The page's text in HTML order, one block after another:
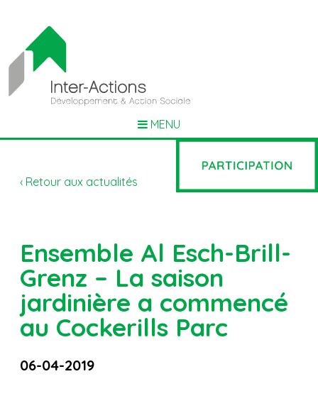
MENU
‹ Retour aux actualités
Ensemble Al Esch-Brill-
Grenz – La saison
jardinière a commencé
au Cockerills Parc
06-04-2019